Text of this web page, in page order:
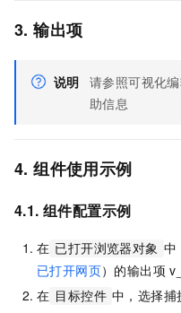
3. 输出项
说明 请参照可视化
助信息
4. 组件使用示例
4.1. 组件配置示例
在 已打开浏览器对象 中
已打开网页）的输出项
在 目标控件 中，选择捕